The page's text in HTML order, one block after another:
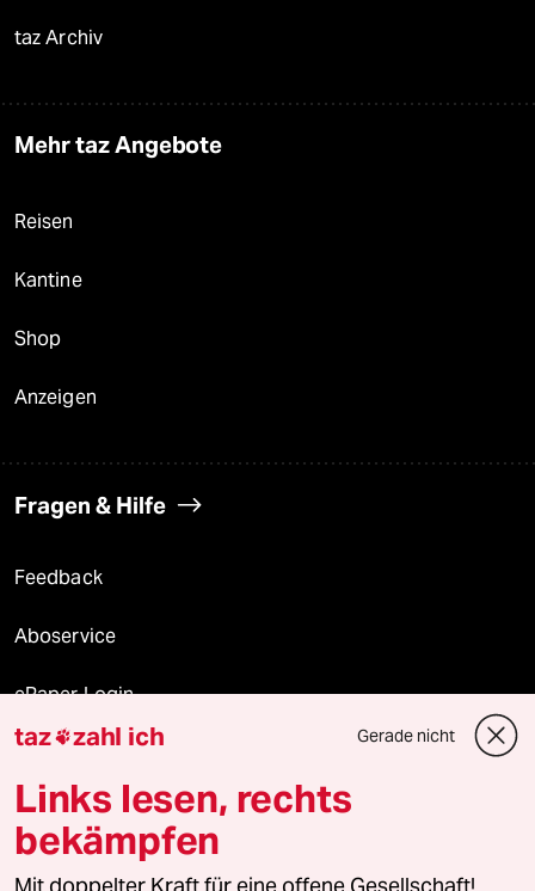
taz Archiv
Mehr taz Angebote
Reisen
Kantine
Shop
Anzeigen
Fragen & Hilfe
Feedback
Aboservice
ePaper Login
Downloads für Abonnierende
© 2026 taz Verlags und Vertriebs GmbH
Alle Rechte vorbehalten. Bei rechtlichen Fragen oder für Genehmigungen
taz zahl ich Gerade nicht
Links lesen, rechts
bekämpfen